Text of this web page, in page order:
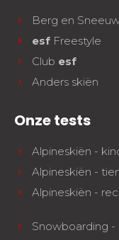
Berg en
esf Freestyle
Club esf
Anders skiën
Onze tests
Alpineskiën -
Alpineskiën -
Alpineskiën -
Snowboarding -